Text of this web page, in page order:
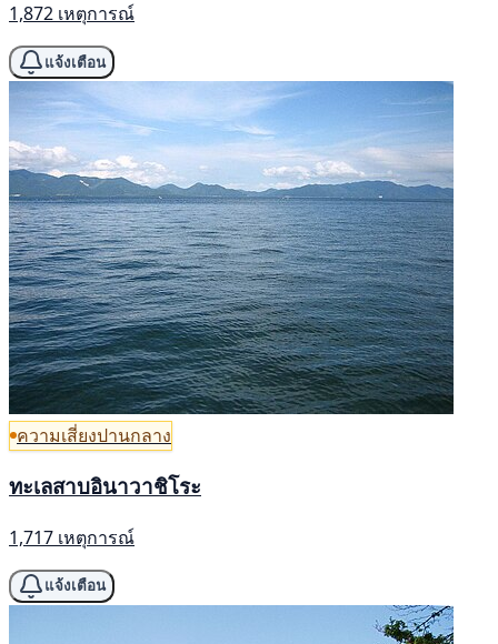
1,872 เหตุการณ์
แจ้งเตือน
ความเสี่ยงปานกลาง
ทะเลสาบอินาวาชิโระ
1,717 เหตุการณ์
แจ้งเตือน